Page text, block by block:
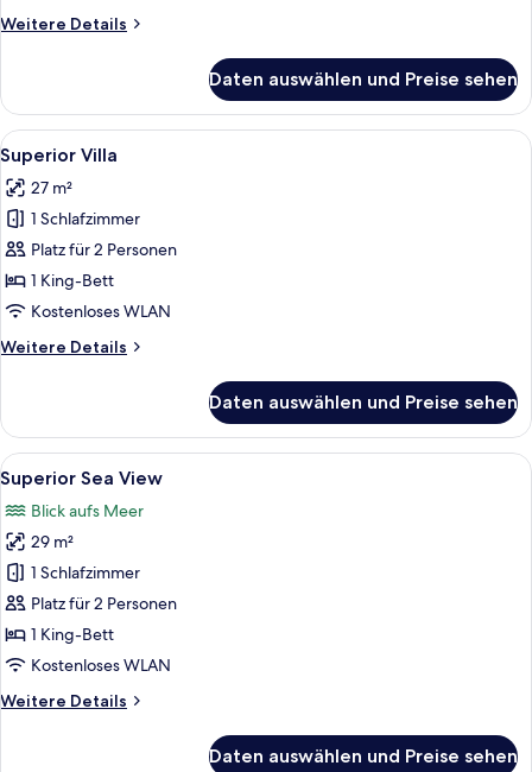
Weitere Details
Weitere
Street
View
Daten auswählen und Preise sehen
Alle
Fotos
für
Superior
Villa
anzeigen
Ein Hotelzimmer mit einem großen
10
Superior Villa
27 m²
1 Schlafzimmer
Platz für 2 Personen
1 King-Bett
Kostenloses WLAN
Weitere Details
Weitere
Villa
Daten auswählen und Preise sehen
Alle
Fotos
für
Superior
Sea
View
anzeigen
Ein Hotelzimmer mit einem Bett,
9
Superior Sea View
Blick aufs Meer
29 m²
1 Schlafzimmer
Platz für 2 Personen
1 King-Bett
Kostenloses WLAN
Weitere Details
Weitere
Daten auswählen und Preise sehen